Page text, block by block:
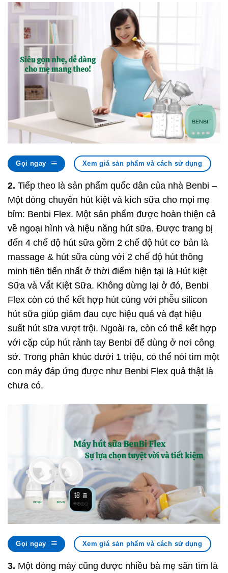
Gọi ngay Xem giá sản phẩm và cách sử dụng
2. Tiếp theo là sản phẩm quốc dân của nhà Benbi –
Một dòng chuyên hút kiệt và kích sữa cho mọi mẹ
bỉm: Benbi Flex. Một sản phẩm được hoàn thiện cả
về ngoại hình và hiệu năng hút sữa. Được trang bị
đến 4 chế độ hút sữa gồm 2 chế độ hút cơ bản là
massage & hút sữa cùng với 2 chế độ hút thông
minh tiên tiến nhất ở thời điểm hiện tại là Hút kiệt
Sữa và Vắt Kiệt Sữa. Không dừng lại ở đó, Benbi
Flex còn có thể kết hợp hút cùng với phễu silicon
hút sữa giúp giảm đau cực hiệu quả và đạt hiệu
suất hút sữa vượt trội. Ngoài ra, còn có thể kết hợp
với cặp cúp hút rảnh tay Benbi để dùng ở nơi công
sở. Trong phân khúc dưới 1 triệu, có thể nói tìm một
con máy đáp ứng được như Benbi Flex quả thật là
chưa có.
Gọi ngay Xem giá sản phẩm và cách sử dụng
3. Một dòng máy cũng được nhiều bà mẹ săn tìm là